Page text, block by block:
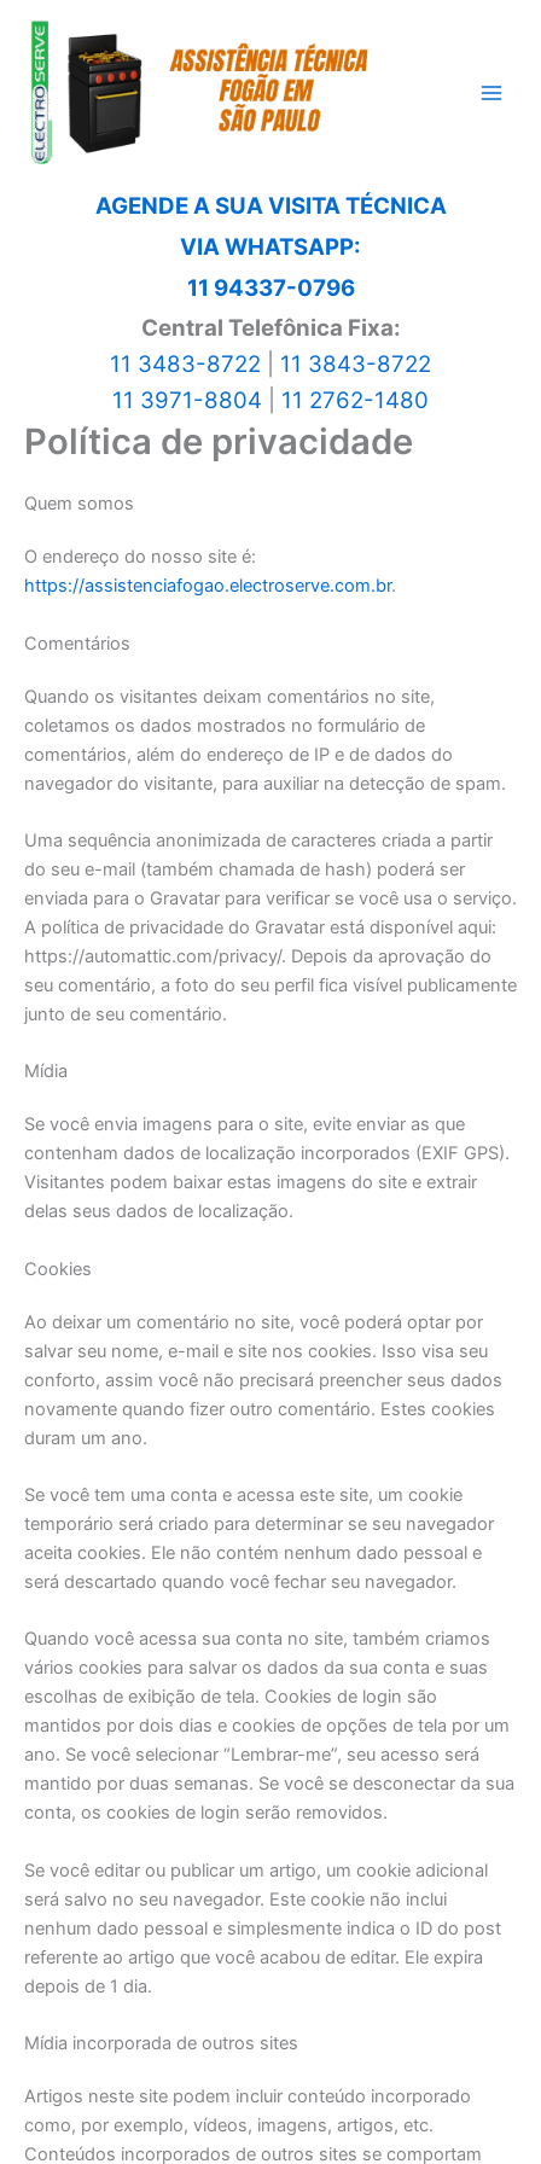
para
conteúdo
AGENDE A SUA VISITA TÉCNICA
VIA WHATSAPP:
11 94337-0796
Central Telefônica Fixa:
11 3483-8722
11 3843-8722
11 3971-8804
11 2762-1480
Política de privacidade
Quem somos
O endereço do nosso site é:
https://assistenciafogao.electroserve.com.br.
Comentários
Quando os visitantes deixam comentários no site,
coletamos os dados mostrados no formulário de
comentários, além do endereço de IP e de dados do
navegador do visitante, para auxiliar na detecção de spam.
Uma sequência anonimizada de caracteres criada a partir
do seu e-mail (também chamada de hash) poderá ser
enviada para o Gravatar para verificar se você usa o serviço.
A política de privacidade do Gravatar está disponível aqui:
https://automattic.com/privacy/. Depois da aprovação do
seu comentário, a foto do seu perfil fica visível publicamente
junto de seu comentário.
Mídia
Se você envia imagens para o site, evite enviar as que
contenham dados de localização incorporados (EXIF GPS).
Visitantes podem baixar estas imagens do site e extrair
delas seus dados de localização.
Cookies
Ao deixar um comentário no site, você poderá optar por
salvar seu nome, e-mail e site nos cookies. Isso visa seu
conforto, assim você não precisará preencher seus dados
novamente quando fizer outro comentário. Estes cookies
duram um ano.
Se você tem uma conta e acessa este site, um cookie
temporário será criado para determinar se seu navegador
aceita cookies. Ele não contém nenhum dado pessoal e
será descartado quando você fechar seu navegador.
Quando você acessa sua conta no site, também criamos
vários cookies para salvar os dados da sua conta e suas
escolhas de exibição de tela. Cookies de login são
mantidos por dois dias e cookies de opções de tela por um
ano. Se você selecionar “Lembrar-me”, seu acesso será
mantido por duas semanas. Se você se desconectar da sua
conta, os cookies de login serão removidos.
Se você editar ou publicar um artigo, um cookie adicional
será salvo no seu navegador. Este cookie não inclui
nenhum dado pessoal e simplesmente indica o ID do post
referente ao artigo que você acabou de editar. Ele expira
depois de 1 dia.
Mídia incorporada de outros sites
Artigos neste site podem incluir conteúdo incorporado
como, por exemplo, vídeos, imagens, artigos, etc.
Conteúdos incorporados de outros sites se comportam